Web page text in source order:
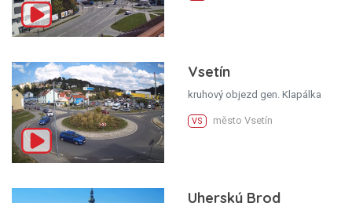
Vsetín
kruhový objezd gen. Klapálka
VS město Vsetín
Uherský Brod